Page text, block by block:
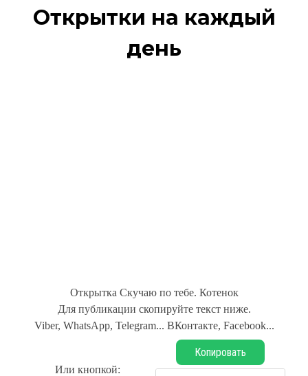
Открытки на каждый
день
Открытка Скучаю по тебе. Котенок
Для публикации скопируйте текст ниже.
Viber, WhatsApp, Telegram... ВКонтакте, Facebook...
Или кнопкой:
Копировать